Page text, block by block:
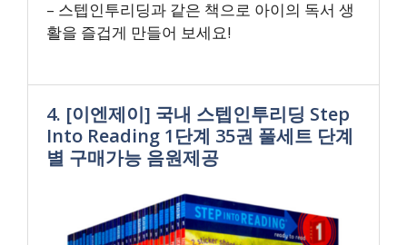
– 스텝인투리딩과 같은 책으로 아이의 독서 생
활을 즐겁게 만들어 보세요!
4. [이엔제이] 국내 스텝인투리딩 Step
Into Reading 1단계 35권 풀세트 단계
별 구매가능 음원제공